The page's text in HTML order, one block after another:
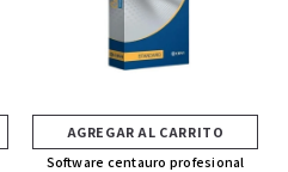
AGREGAR AL CARRITO
Software centauro profesional